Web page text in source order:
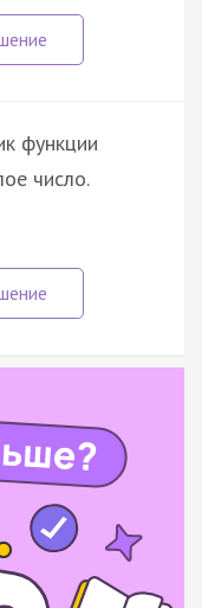
функции
число.